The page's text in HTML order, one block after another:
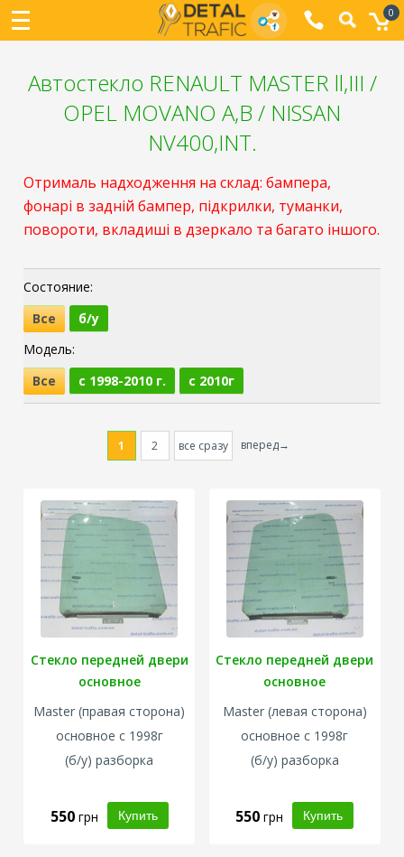
0
Автостекло RENAULT MASTER ll,III /
OPEL MOVANO A,B / NISSAN
NV400,INT.
Отрималь надходження на склад: бампера,
фонарі в задній бампер, підкрилки, туманки,
повороти, вкладиші в дзеркало та багато іншого.
Состояние:
Все
б/у
Модель:
Все
c 1998-2010 г. с 2010г
1 2 все сразу вперед→
Стекло передней двери
основное
Master(правая сторона)
основное с 1998г
(б/у) разборка
550 грн
Стекло передней двери
основное
Master (левая сторона)
основноес 1998г
(б/у) разборка
550грн